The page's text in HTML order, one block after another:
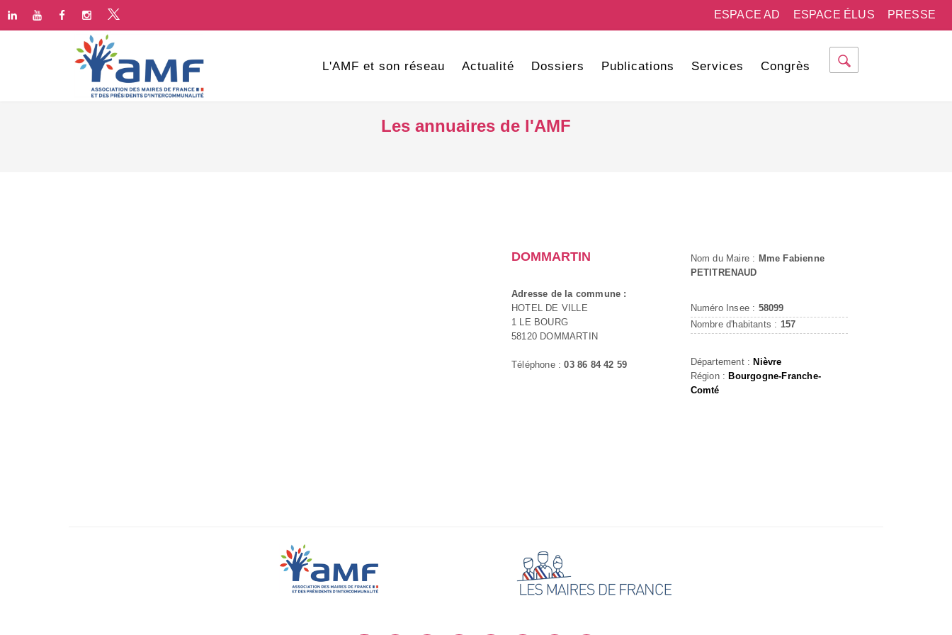
PRESSE
ESPACE ÉLUS
ESPACE AD
L'AMF et son réseau Actualité Dossiers Publications Services Congrès
Les annuaires de l'AMF
DOMMARTIN
Adresse de la commune :
HOTEL DE VILLE
1 LE BOURG
58120 DOMMARTIN
Téléphone :03 86 84 42 59
Nom du Maire : Mme Fabienne
PETITRENAUD
Numéro Insee : 58099
Nombre d'habitants : 157
Département : Nièvre
Région : Bourgogne-Franche-
Comté